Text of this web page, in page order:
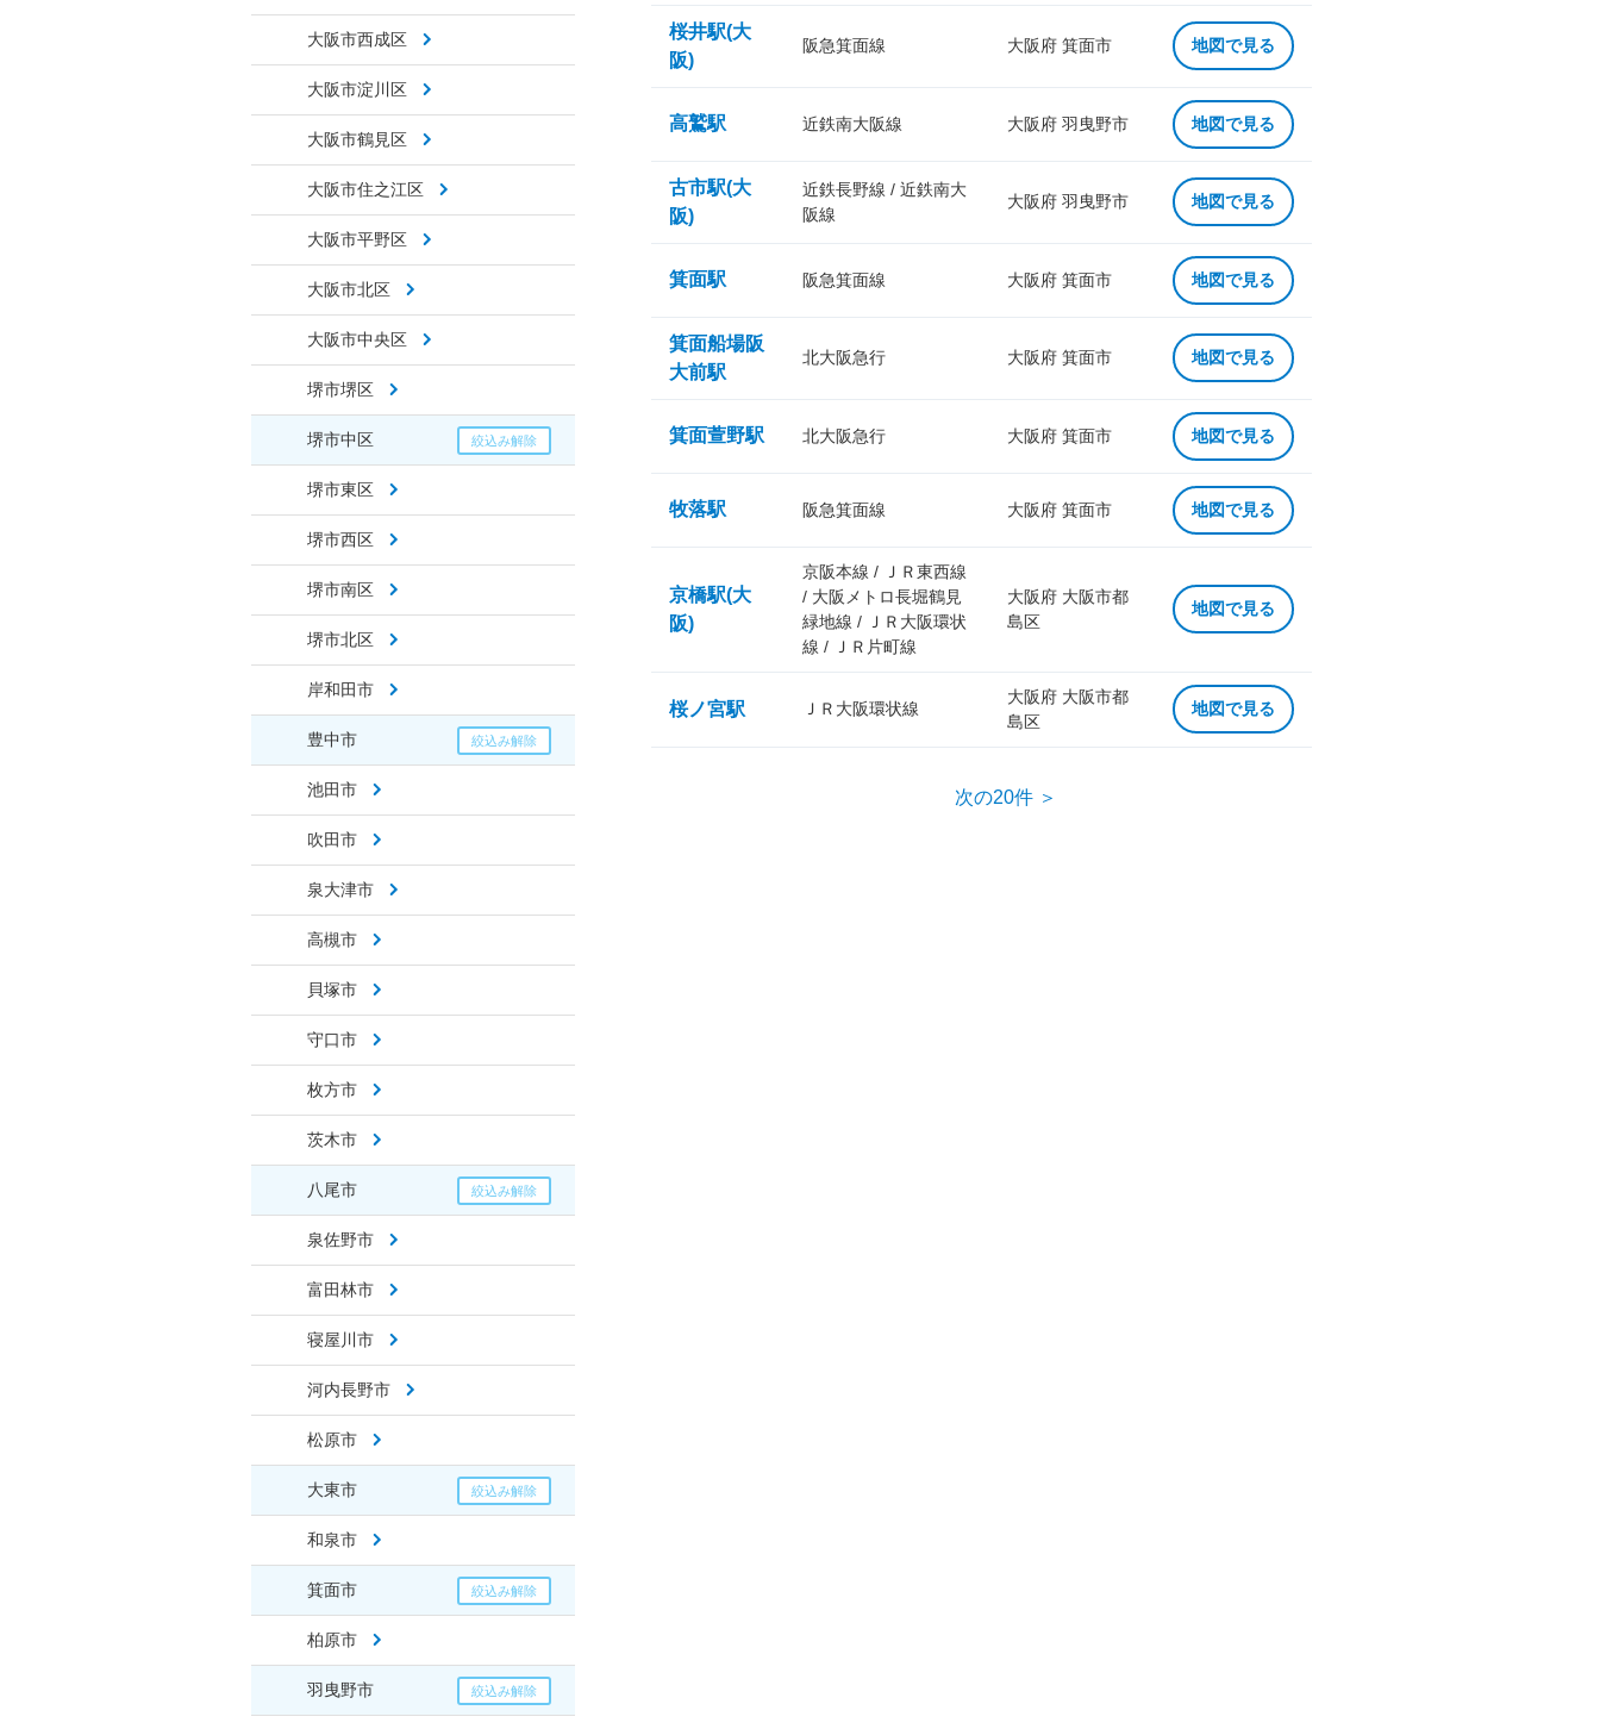
大阪市西成区
大阪市淀川区
大阪市鶴見区
大阪市住之江区
大阪市平野区
大阪市北区
大阪市中央区
堺市堺区
堺市中区
堺市東区
堺市西区
堺市南区
堺市北区
岸和田市
豊中市
池田市
吹田市
泉大津市
高槻市
貝塚市
守口市
枚方市
茨木市
八尾市
泉佐野市
富田林市
寝屋川市
河内長野市
松原市
大東市
和泉市
箕面市
柏原市
羽曳野市
桜井駅(大
阪)
阪急箕面線 大阪府 箕面市 地図で見る
高鷲駅 近鉄南大阪線 大阪府 羽曳野市 地図で見る
古市駅(大
阪)
近鉄長野線 / 近鉄南大
阪線
大阪府 羽曳野市 地図で見る
箕面駅 阪急箕面線 大阪府 箕面市 地図で見る
箕面船場阪
大前駅
北大阪急行 大阪府 箕面市 地図で見る
箕面萱野駅 北大阪急行 大阪府 箕面市 地図で見る
牧落駅 阪急箕面線 大阪府 箕面市 地図で見る
京橋駅(大
阪)
京阪本線 / ＪＲ東西線
/ 大阪メトロ長堀鶴見
緑地線 / ＪＲ大阪環状
線 / ＪＲ片町線
大阪府 大阪市都
島区
地図で見る
桜ノ宮駅 ＪＲ大阪環状線
大阪府 大阪市都
島区
地図で見る
次の20件 ＞